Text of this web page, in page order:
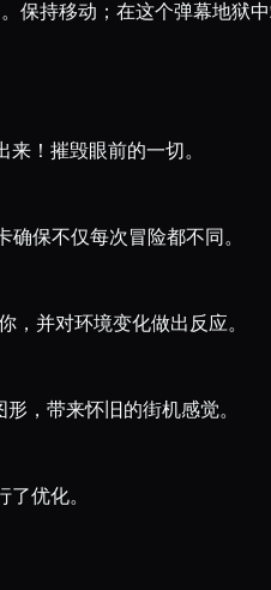
保持移动；在这个弹幕地狱中
来！摧毁眼前的一切。
确保不仅每次冒险都不同。
，并对环境变化做出反应。
形，带来怀旧的街机感觉。
了优化。